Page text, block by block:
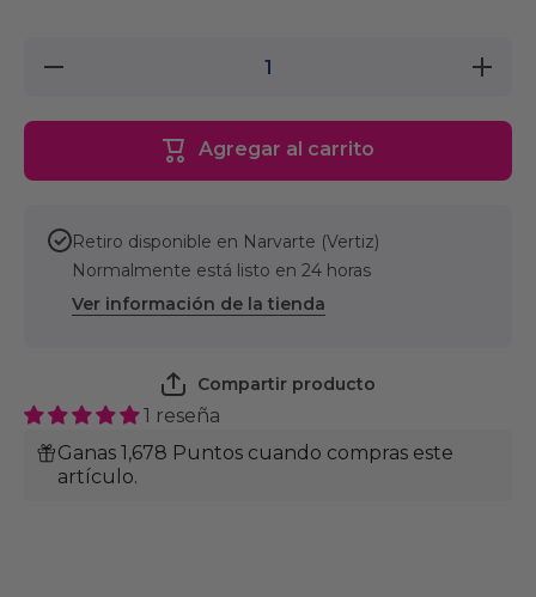
Agregar al carrito
Retiro disponible en Narvarte (Vertiz)
Normalmente está listo en 24 horas
Ver información de la tienda
Compartir producto
1 reseña
Ganas 1,678 Puntos cuando compras este
artículo.